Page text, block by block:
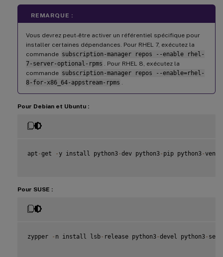
REMARQUE :
Vous devrez peut-être activer un référentiel spécifique pour
installer certaines dépendances. Pour RHEL 7, exécutez la
commande subscription-manager repos --enable rhel-
7-server-optional-rpms
. Pour RHEL 8, exécutez la
commande subscription-manager repos --enable=rhel-
8-for-x86_64-appstream-rpms
Pour Debian et Ubuntu :
apt -get -y install python3-dev python3- pip python3-venv
Pour SUSE :
zypper - n install lsb- release python3-devel python3-